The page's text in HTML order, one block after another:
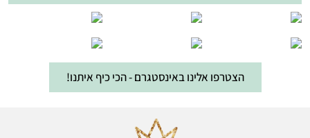
הצטרפו אלינו באינסטגרם - הכי כיף איתנו!